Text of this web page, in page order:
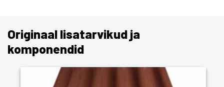
Originaal lisatarvikud ja
komponendid